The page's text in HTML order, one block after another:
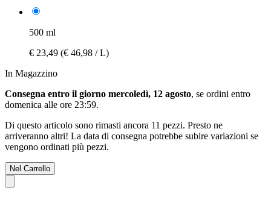
500 ml
€ 23,49 (€ 46,98 / L)
In Magazzino
Consegna entro il giorno mercoledì, 12 agosto, se ordini entro
domenica alle ore 23:59.
Di questo articolo sono rimasti ancora 11 pezzi. Presto ne
arriveranno altri! La data di consegna potrebbe subire variazioni se
vengono ordinati più pezzi.
Nel Carrello